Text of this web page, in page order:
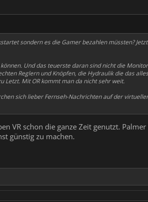
sondern es die Gamer bezahlen müssten?
Und das teuerste daran sind nicht die
Reglern und Knöpfen, die Hydraulik die das
Letzt. Mit OR kommt man da nicht sehr weit.
sich lieber Fernseh-Nachrichten auf der
VR schon die ganze Zeit genutzt.
günstig zu machen.